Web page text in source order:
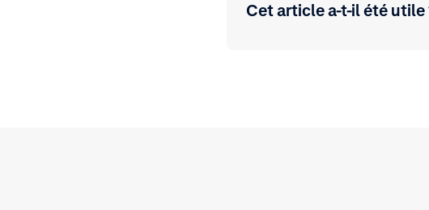
Cet article a-t-il été utile